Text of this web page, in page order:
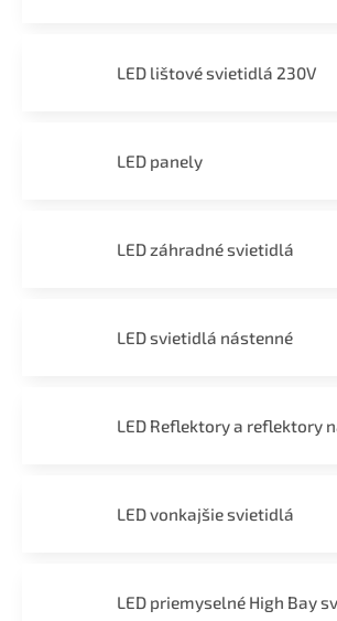
LED lištové svietidlá 230V
LED panely
LED záhradné svietidlá
LED svietidlá nástenné
LED Reflektory a reflektory
LED vonkajšie svietidlá
LED priemyselné High Bay